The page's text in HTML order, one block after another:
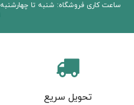
ساعت کاری فروشگاه: شنبه تا چهارشنبه 10 الی 18 پنجشنبه 10 الی 15
تحویل سریع